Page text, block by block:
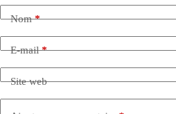
Nom*
E-mail*
Site web